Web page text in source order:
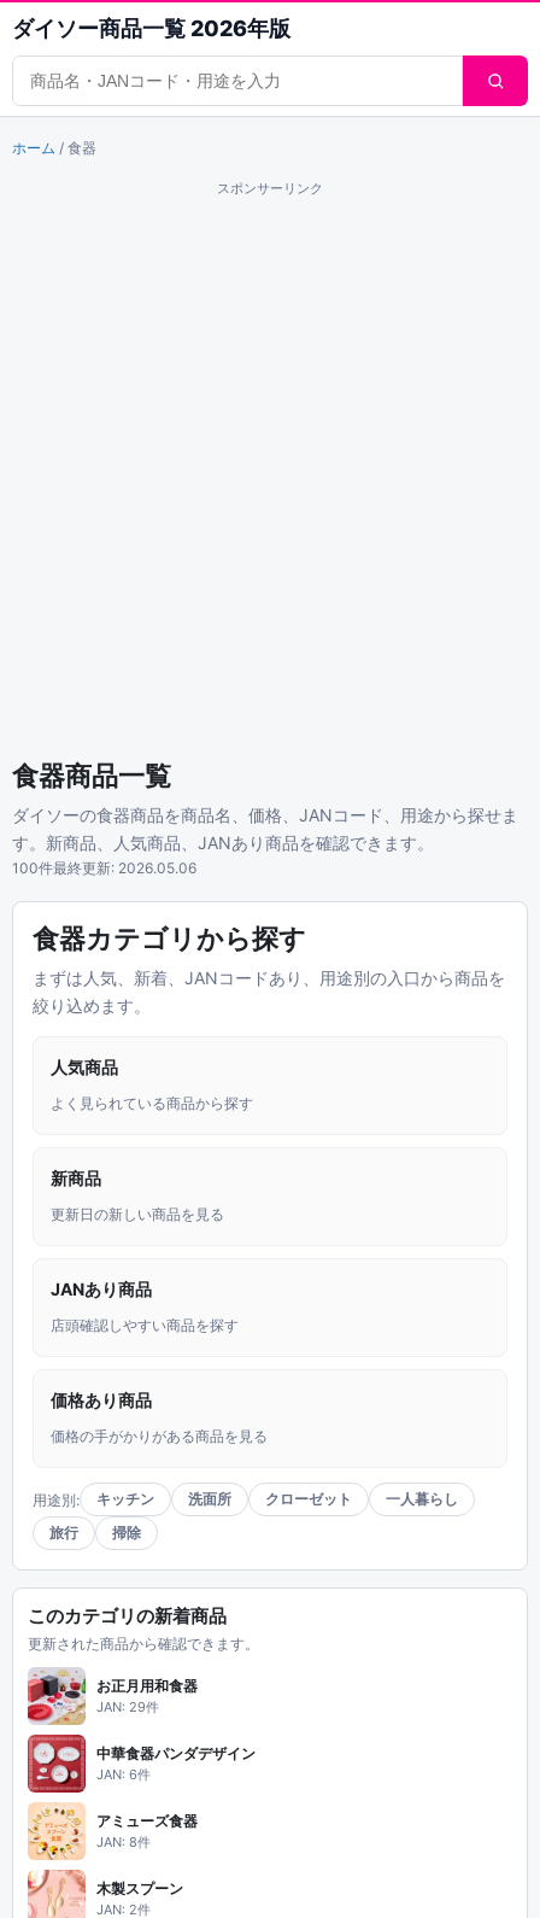
ダイソー商品一覧 2026年版
商品検索
ホーム / 食器
スポンサーリンク
食器商品一覧
ダイソーの食器商品を商品名、価格、JANコード、用途から探せま
す。新商品、人気商品、JANあり商品を確認できます。
100件最終更新: 2026.05.06
食器カテゴリから探す
まずは人気、新着、JANコードあり、用途別の入口から商品を
絞り込めます。
人気商品
よく見られている商品から探す
新商品
更新日の新しい商品を見る
JANあり商品
店頭確認しやすい商品を探す
価格あり商品
価格の手がかりがある商品を見る
用途別: キッチン 洗面所 クローゼット
一人暮らし
旅行
掃除
このカテゴリの新着商品
更新された商品から確認できます。
お正月用和食器
JAN: 29件
中華食器パンダデザイン
JAN: 6件
アミューズ食器
JAN: 8件
木製スプーン
JAN: 2件